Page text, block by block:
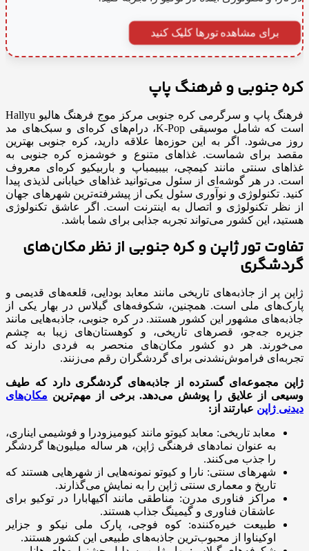
برای مشاهده تورها کلیک کنید
کره جنوبی و فرهنگ پاپ
فرهنگ پاپ و سرگرمی کره جنوبی مرکز موج فرهنگ هالیو Hallyu
است که شامل موسیقی K-Pop، درام‌های کره‌ای و سبک‌های مد
روز می‌شود. اگر به این حوزه‌ها علاقه دارید، کره جنوبی بهترین
مقصد برای شماست. غذاهای متنوع و خوشمزه کره جنوبی به
غذاهای سنتی مانند کیمچی، بیبیمباپ و باربیکیو کره‌ای معروف
است. در هر گوشه‌ای از سئول می‌توانید غذاهای خیابانی لذیذی پیدا
کنید. تکنولوژی و نوآوری سئول یکی از پیشرفته‌ترین شهرهای جهان
از نظر تکنولوژی و اتصال به اینترنت است. اگر عاشق تکنولوژی
هستید، این کشور می‌تواند تجربه جذابی برای شما باشد.
تفاوت تور ژاپن و کره جنوبی از نظر مکان‌های
گردشگری
ژاپن پر از جاذبه‌های تاریخی مانند معابد بودایی، قلعه‌های قدیمی و
پارک‌های ملی است. همچنین، شکوفه‌های گیلاس در بهار یکی از
جاذبه‌های مشهور این کشور هستند. در کره جنوبی، جاذبه‌هایی مانند
جزیره جه‌جو، قصرهای تاریخی، و کوهستان‌های زیبا به چشم
می‌خورند. هر دو کشور مکان‌های منحصر به فردی دارند که
تجربه‌ای فراموش‌نشدنی برای گردشگران رقم می‌زنند.
ژاپن مجموعه‌ای گسترده از جاذبه‌های گردشگری دارد که طیف
وسیعی از علایق را پوشش می‌دهد. برخی از مهم‌ترین مکان‌های
دیدنی ژاپن عبارتند از:
معابد تاریخی: معابد کیوتو مانند کیومیزودرا و فوشیمی ایناری،
به عنوان نمادهای فرهنگی ژاپن، هر ساله میلیون‌ها گردشگر
را جذب می‌کنند.
شهرهای سنتی: نارا و کیوتو نمونه‌هایی از شهرهایی هستند که
تاریخ و معماری سنتی ژاپن را به نمایش می‌گذارند.
مراکز فناوری مدرن: مناطقی مانند آکیهابارا در توکیو برای
عاشقان فناوری و گیمینگ جذاب هستند.
طبیعت خیره‌کننده: کوه فوجی، پارک ملی نیکو و جزایر
اوکیناوا از محبوب‌ترین جاذبه‌های طبیعی این کشور هستند.